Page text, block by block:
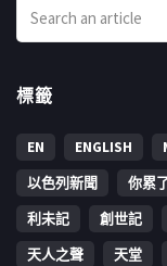
標籤
EN ENGLISH
以色列新聞
你累
利未記
創世記
天人之聲
天堂